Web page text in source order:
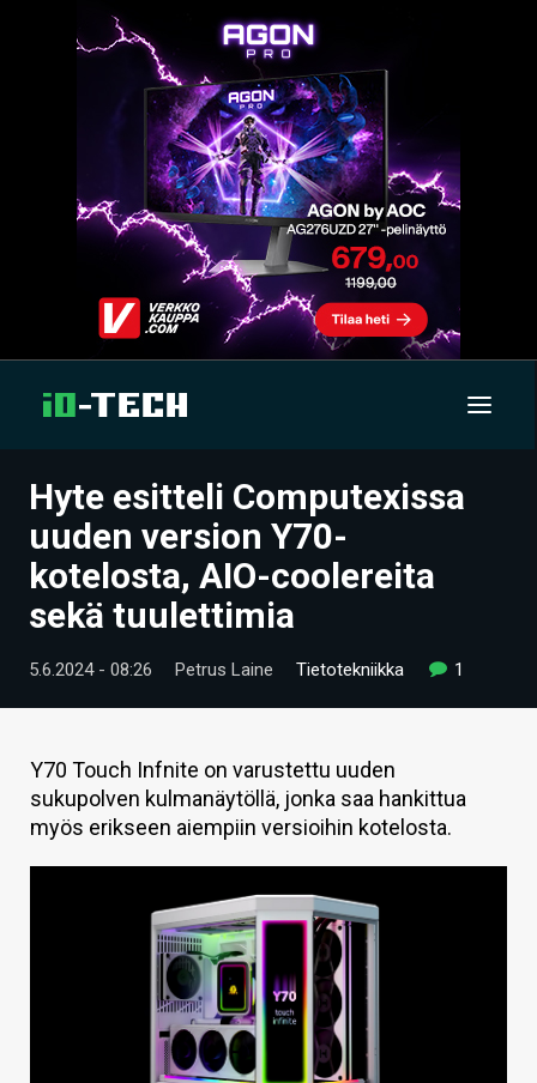
UUTISET
ARTIKKELIT
VIDEOT
TECHBBS
HINTA.FI
KAUPPA
VAIHDA TEEMA
Hyte esitteli Computexissa
uuden version Y70-
kotelosta, AIO-coolereita
sekä tuulettimia
5.6.2024 - 08:26 Petrus Laine Tietotekniikka 1
Y70 Touch Infnite on varustettu uuden
sukupolven kulmanäytöllä, jonka saa hankittua
myös erikseen aiempiin versioihin kotelosta.